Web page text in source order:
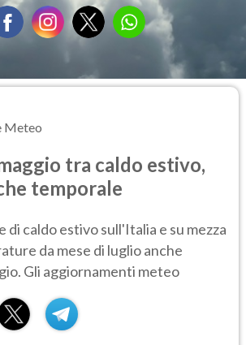
Meteo
tra caldo estivo,
temporale
di caldo estivo sull'Italia e su mezza
da mese di luglio anche
Gli aggiornamenti meteo